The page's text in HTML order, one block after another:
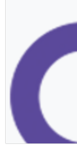
Colectivo Guau!
Colectivo ¡GUAU!,